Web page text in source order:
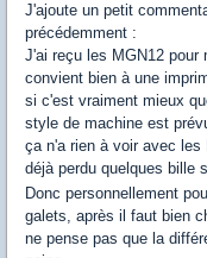
J'ajoute un petit
précédemment :
J'ai reçu les MGN12 pour
convient bien à une
si c'est vraiment mieux
style de machine est
ça n'a rien à voir avec les
déjà perdu quelques bille
Donc personnellement
galets, après il faut bien
ne pense pas que la